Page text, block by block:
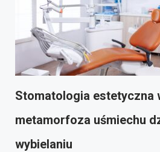
Stomatologia estetyczna
metamorfoza uśmiechu
wybielaniu